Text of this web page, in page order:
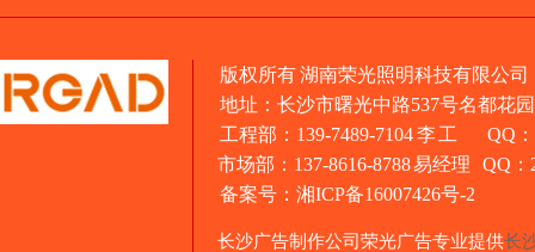
版权所有 湖南荣光照明科技有限公
地址：长沙市曙光中路537号名都花
工程部：139-7489-7104 李 工 QQ：
市场部：137-8616-8788 易经理 QQ：
备案号：湘ICP备16007426号-2
长沙广告制作公司荣光广告专业提供长